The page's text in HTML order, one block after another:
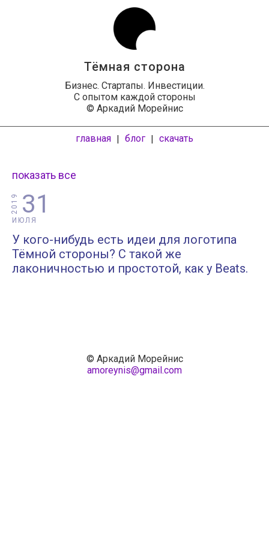
Тёмная сторона
Бизнес. Стартапы. Инвестиции.
С опытом каждой стороны
© Аркадий Морейнис
главная | блог | скачать
показать все
31
ИЮЛЯ
2019
У кого-нибудь есть идеи для логотипа
Тёмной стороны? С такой же
лаконичностью и простотой, как у Beats.
© Аркадий Морейнис
amoreynis@gmail.com